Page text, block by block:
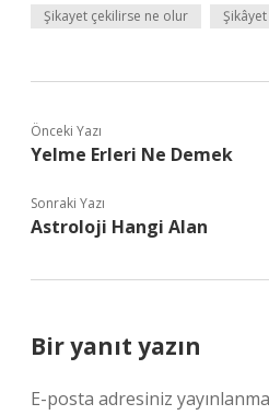
Şikayet çekilirse ne olur
Önceki Yazı
Yelme Erleri Ne Demek
Sonraki Yazı
Astroloji Hangi Alan
Bir yanıt yazın
E-posta adresiniz